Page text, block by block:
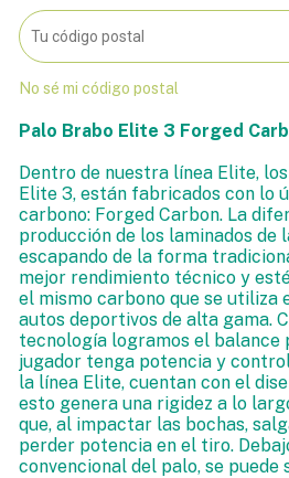
No sé mi código postal
Palo Brabo Elite 3 Forged
Dentro de nuestra línea Elite,
Elite 3, están fabricados con lo
carbono: Forged Carbon. La
producción de los laminados de
escapando de la forma
mejor rendimiento técnico y
el mismo carbono que se utiliza
autos deportivos de alta gama.
tecnología logramos el balance
jugador tenga potencia y
la línea Elite, cuentan con el
esto genera una rigidez a lo
que, al impactar las bochas,
perder potencia en el tiro.
convencional del palo, se puede